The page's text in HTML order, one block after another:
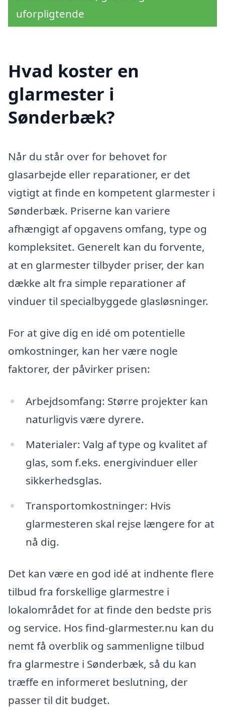
uforpligtende
Hvad koster en
glarmester i
Sønderbæk?
Når du står over for behovet for
glasarbejde eller reparationer, er det
vigtigt at finde en kompetent glarmester i
Sønderbæk. Priserne kan variere
afhængigt af opgavens omfang, type og
kompleksitet. Generelt kan du forvente,
at en glarmester tilbyder priser, der kan
dække alt fra simple reparationer af
vinduer til specialbyggede glasløsninger.
For at give dig en idé om potentielle
omkostninger, kan her være nogle
faktorer, der påvirker prisen:
Arbejdsomfang: Større projekter kan
naturligvis være dyrere.
Materialer: Valg af type og kvalitet af
glas, som f.eks. energivinduer eller
sikkerhedsglas.
Transportomkostninger: Hvis
glarmesteren skal rejse længere for at
nå dig.
Det kan være en god idé at indhente flere
tilbud fra forskellige glarmestre i
lokalområdet for at finde den bedste pris
og service. Hos find-glarmester.nu kan du
nemt få overblik og sammenligne tilbud
fra glarmestre i Sønderbæk, så du kan
træffe en informeret beslutning, der
passer til dit budget.